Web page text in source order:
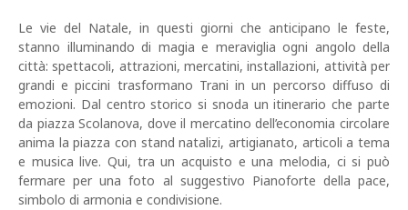
Le vie del Natale, in questi giorni che anticipano le feste,
stanno illuminando di magia e meraviglia ogni angolo della
città: spettacoli, attrazioni, mercatini, installazioni, attività per
grandi e piccini trasformano Trani in un percorso diffuso di
emozioni. Dal centro storico si snoda un itinerario che parte
da piazza Scolanova, dove il mercatino dell’economia circolare
anima la piazza con stand natalizi, artigianato, articoli a tema
e musica live. Qui, tra un acquisto e una melodia, ci si può
fermare per una foto al suggestivo Pianoforte della pace,
simbolo di armonia e condivisione.